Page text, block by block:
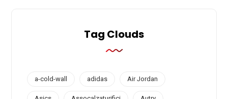
Tag Clouds
a-cold-wall adidas Air Jordan